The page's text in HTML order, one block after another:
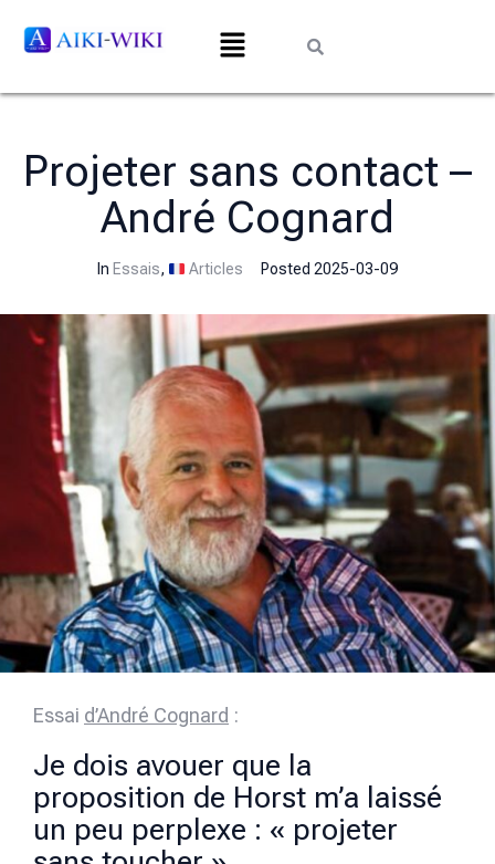
Projeter sans contact –
André Cognard
In Essais, Articles Posted 2025-03-09
Essai d’André Cognard :
Je dois avouer que la
proposition de Horst m’a laissé
un peu perplexe : « projeter